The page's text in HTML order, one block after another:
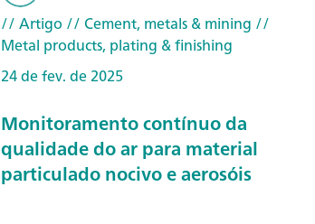
// Artigo // Cement, metals & mining //
Metal products, plating & finishing
24 de fev. de 2025
Monitoramento contínuo da
qualidade do ar para material
particulado nocivo e aerosóis